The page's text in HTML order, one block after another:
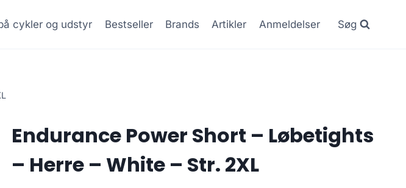
cykler og udstyr Bestseller Brands Artikler Anmeldelser Søg
Endurance Power Short – Løbetights
– Herre – White – Str. 2XL